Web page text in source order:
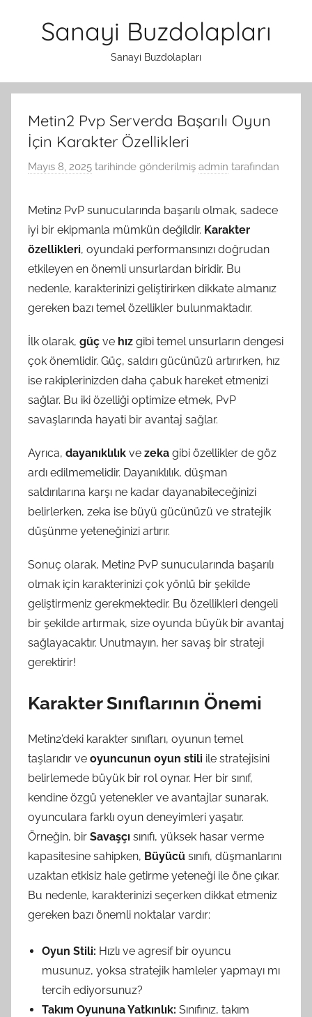
Sanayi Buzdolapları
Sanayi Buzdolapları
Metin2 Pvp Serverda Başarılı Oyun
İçin Karakter Özellikleri
Mayıs 8, 2025 tarihinde gönderilmiş admin tarafından
Metin2 PvP sunucularında başarılı olmak, sadece
iyi bir ekipmanla mümkün değildir. Karakter
özellikleri, oyundaki performansınızı doğrudan
etkileyen en önemli unsurlardan biridir. Bu
nedenle, karakterinizi geliştirirken dikkate almanız
gereken bazı temel özellikler bulunmaktadır.
İlk olarak, güç ve hız gibi temel unsurların dengesi
çok önemlidir. Güç, saldırı gücünüzü artırırken, hız
ise rakiplerinizden daha çabuk hareket etmenizi
sağlar. Bu iki özelliği optimize etmek, PvP
savaşlarında hayati bir avantaj sağlar.
Ayrıca, dayanıklılık ve zeka gibi özellikler de göz
ardı edilmemelidir. Dayanıklılık, düşman
saldırılarına karşı ne kadar dayanabileceğinizi
belirlerken, zeka ise büyü gücünüzü ve stratejik
düşünme yeteneğinizi artırır.
Sonuç olarak, Metin2 PvP sunucularında başarılı
olmak için karakterinizi çok yönlü bir şekilde
geliştirmeniz gerekmektedir. Bu özellikleri dengeli
bir şekilde artırmak, size oyunda büyük bir avantaj
sağlayacaktır. Unutmayın, her savaş bir strateji
gerektirir!
Karakter Sınıflarının Önemi
Metin2’deki karakter sınıfları, oyunun temel
taşlarıdır ve oyuncunun oyun stili ile stratejisini
belirlemede büyük bir rol oynar. Her bir sınıf,
kendine özgü yetenekler ve avantajlar sunarak,
oyunculara farklı oyun deneyimleri yaşatır.
Örneğin, bir Savaşçı sınıfı, yüksek hasar verme
kapasitesine sahipken, Büyücü sınıfı, düşmanlarını
uzaktan etkisiz hale getirme yeteneği ile öne çıkar.
Bu nedenle, karakterinizi seçerken dikkat etmeniz
gereken bazı önemli noktalar vardır:
Oyun Stili: Hızlı ve agresif bir oyuncu
musunuz, yoksa stratejik hamleler yapmayı mı
tercih ediyorsunuz?
Takım Oyununa Yatkınlık: Sınıfınız, takım